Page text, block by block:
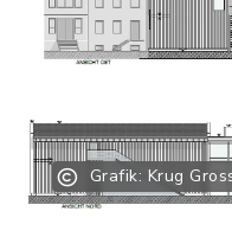
Grafik: Krug